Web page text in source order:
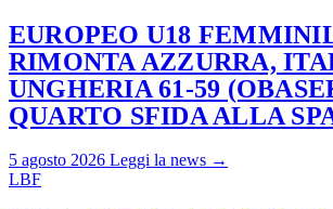
EUROPEO U18
RIMONTA AZZURRA,
UNGHERIA 61-59
QUARTO SFIDA ALLA
5 agosto 2026 Leggi la news →
LBF